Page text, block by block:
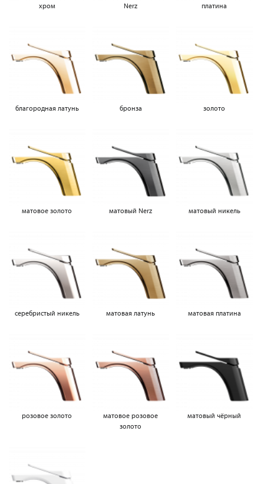
хром Nerz платина
благородная латунь бронза золото
матовое золото матовый Nerz матовый никель
серебристый никель матовая латунь матовая платина
розовое золото
матовое розовое
золото
матовый чёрный